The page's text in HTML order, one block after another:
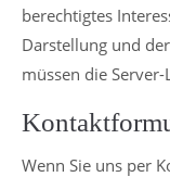
berechtigtes
Darstellung und
müssen die
Wenn Sie uns per